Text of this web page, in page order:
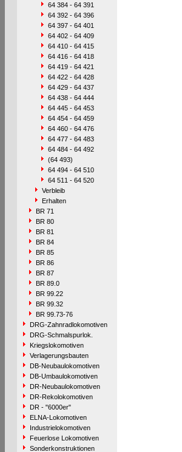
64 384 - 64 391
64 392 - 64 396
64 397 - 64 401
64 402 - 64 409
64 410 - 64 415
64 416 - 64 418
64 419 - 64 421
64 422 - 64 428
64 429 - 64 437
64 438 - 64 444
64 445 - 64 453
64 454 - 64 459
64 460 - 64 476
64 477 - 64 483
64 484 - 64 492
(64 493)
64 494 - 64 510
64 511 - 64 520
Verbleib
Erhalten
BR 71
BR 80
BR 81
BR 84
BR 85
BR 86
BR 87
BR 89.0
BR 99.22
BR 99.32
BR 99.73-76
DRG-Zahnradlokomotiven
DRG-Schmalspurlok.
Kriegslokomotiven
Verlagerungsbauten
DB-Neubaulokomotiven
DB-Umbaulokomotiven
DR-Neubaulokomotiven
DR-Rekolokomotiven
DR - "6000er"
ELNA-Lokomotiven
Industrielokomotiven
Feuerlose Lokomotiven
Sonderkonstruktionen